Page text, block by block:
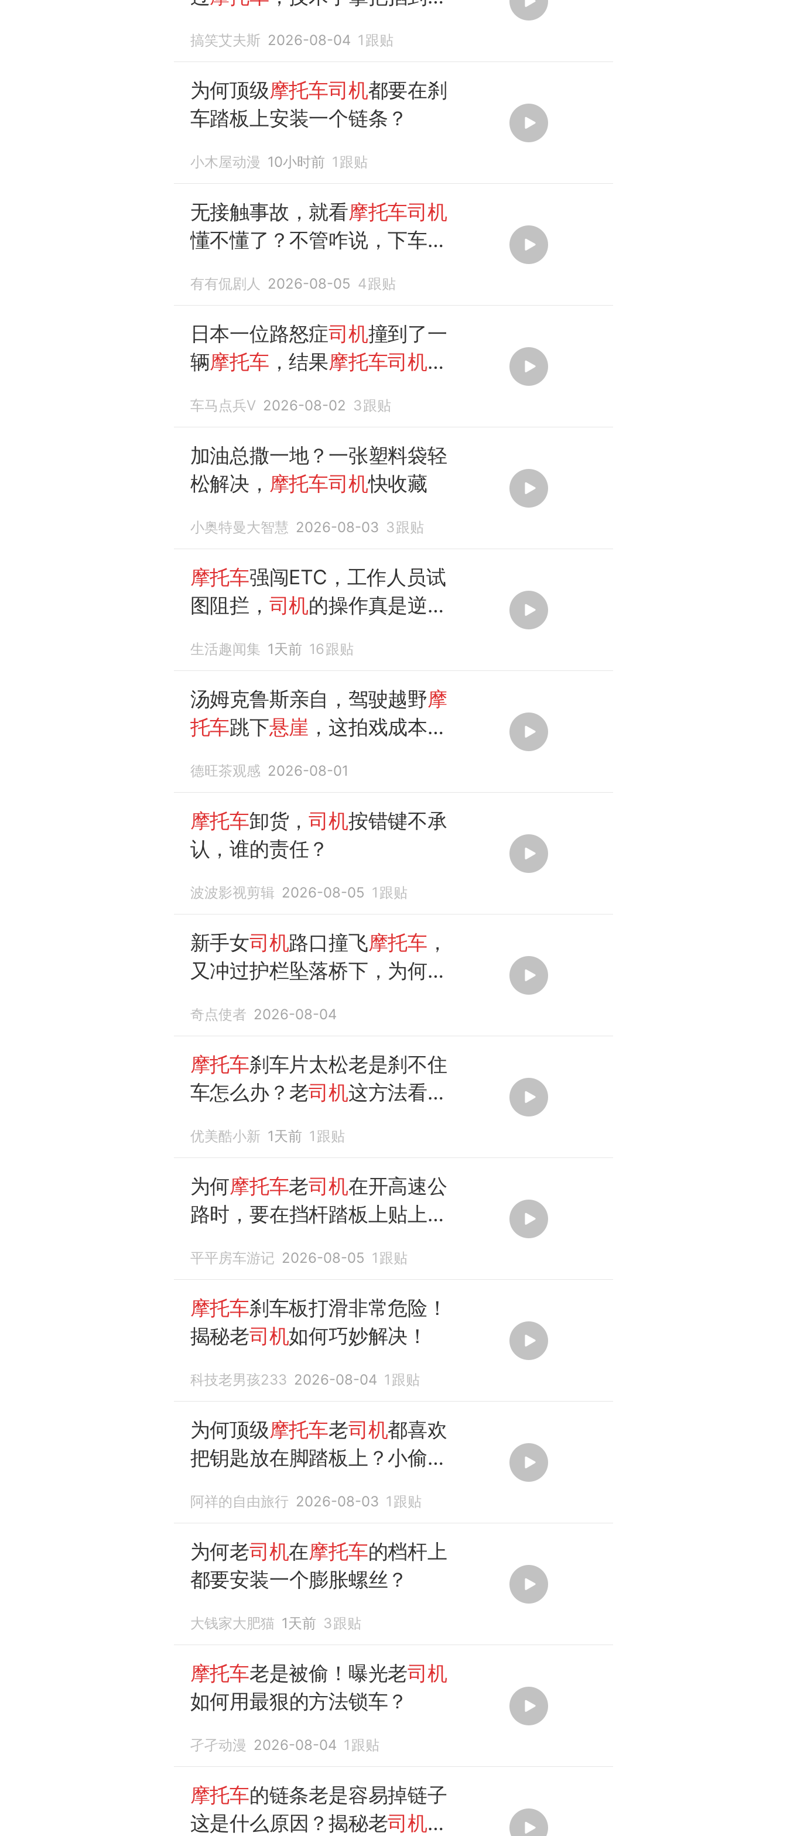
搞笑艾夫斯 2026-08-04 1 跟贴
为何顶级摩托车司机都要在刹
车踏板上安装一个链条？
小木屋动漫 10小时前 1 跟贴
无接触事故，就看摩托车司机
懂不懂了？不管咋说，下车问
有有侃剧人 2026-08-05 4跟贴
日本一位路怒症司机撞到了一
辆摩托车 ，结果摩托车司机更
车马点兵V 2026-08-02 3跟贴
加油总撒一地？一张塑料袋轻
松解决， 摩托车司机快收藏
小奥特曼大智慧 2026-08-03 3跟贴
摩托车强闯ETC，工作人员试
图阻拦， 司机的操作真是逆天
生活趣闻集 1天前 16跟贴
汤姆克鲁斯亲自，驾驶越野摩
托车跳下悬崖 ，这拍戏成本太
德旺茶观感 2026-08-01
摩托车卸货，司机按错键不承
认，谁的责任？
波波影视剪辑 2026-08-05 1 跟贴
新手女司机路口撞飞摩托车 ，
又冲过护栏坠落桥下，为何如
奇点使者 2026-08-04
摩托车刹车片太松老是刹不住
车怎么办？老司机这方法看后
优美酷小新 1天前 1 跟贴
为何摩托车老司机在开高速公
路时，要在挡杆踏板上贴上刀
平平房车游记 2026-08-05 1 跟贴
摩托车刹车板打滑非常危险！
揭秘老司机如何巧妙解决！
科技老男孩233 2026-08-04 1 跟贴
为何顶级摩托车老司机都喜欢
把钥匙放在脚踏板上？小偷看
阿祥的自由旅行 2026-08-03 1 跟贴
为何老司机在摩托车的档杆上
都要安装一个膨胀螺丝？
大钱家大肥猫 1天前 3跟贴
摩托车老是被偷！曝光老司机
如何用最狠的方法锁车？
孑孑动漫 2026-08-04 1 跟贴
摩托车的链条老是容易掉链子
这是什么原因？揭秘老司机如